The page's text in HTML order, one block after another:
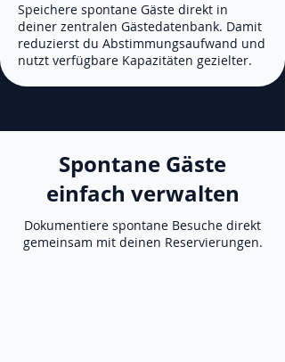
Speichere spontane Gäste direkt in
deiner zentralen Gästedatenbank. Damit
reduzierst du Abstimmungsaufwand und
nutzt verfügbare Kapazitäten gezielter.
Spontane Gäste
einfach verwalten
Dokumentiere spontane Besuche direkt
gemeinsam mit deinen Reservierungen.